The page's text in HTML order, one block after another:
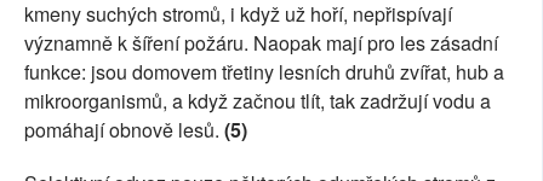
kmeny suchých stromů, i když už hoří, nepřispívají
významně k šíření požáru. Naopak mají pro les zásadní
funkce: jsou domovem třetiny lesních druhů zvířat, hub a
mikroorganismů, a když začnou tlít, tak zadržují vodu a
pomáhají obnově lesů. (5)